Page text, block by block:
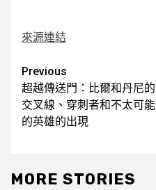
來源連結
Post
navigation
Previous
超越傳送門：比爾和丹尼的
交叉線、穿刺者和不太可能
的英雄的出現
MORE STORIES